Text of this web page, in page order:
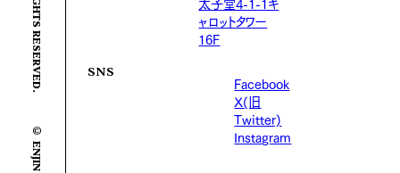
ャロットタワー
16F
SNS
Facebook
X(旧
Twitter)
Instagram